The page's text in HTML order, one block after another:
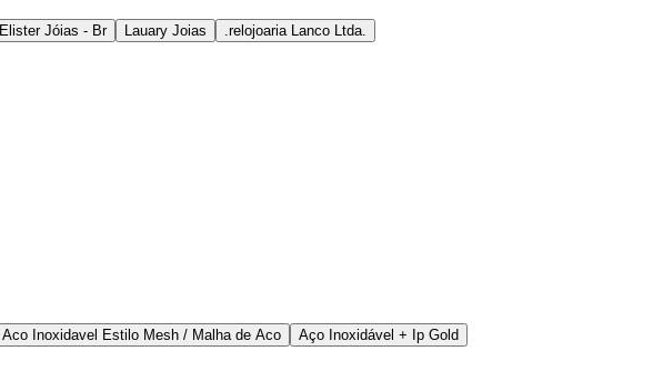
Elister Jóias - Br Lauary Joias .relojoaria Lanco Ltda.
Aco Inoxidavel Estilo Mesh / Malha de Aco Aço Inoxidável + Ip Gold